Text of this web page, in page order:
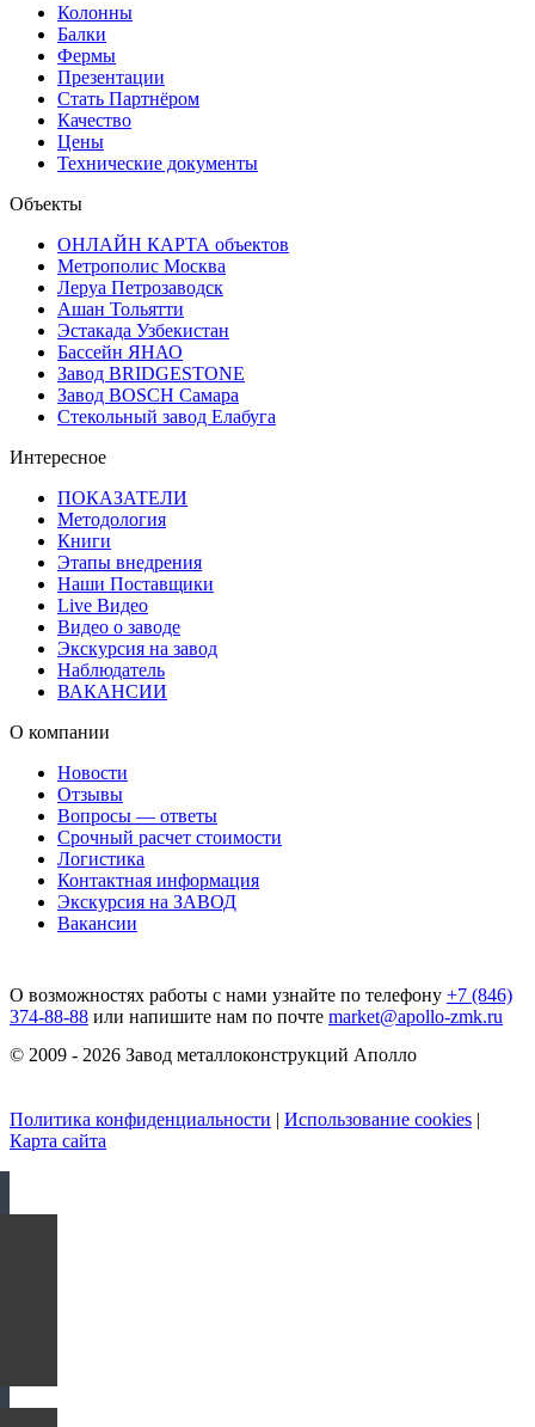
Колонны
Балки
Фермы
Презентации
Стать Партнёром
Качество
Цены
Технические документы
Объекты
ОНЛАЙН КАРТА объектов
Метрополис Москва
Леруа Петрозаводск
Ашан Тольятти
Эстакада Узбекистан
Бассейн ЯНАО
Завод BRIDGESTONE
Завод BOSCH Самара
Стекольный завод Елабуга
Интересное
ПОКАЗАТЕЛИ
Методология
Книги
Этапы внедрения
Наши Поставщики
Live Видео
Видео о заводе
Экскурсия на завод
Наблюдатель
ВАКАНСИИ
О компании
Новости
Отзывы
Вопросы — ответы
Срочный расчет стоимости
Логистика
Контактная информация
Экскурсия на ЗАВОД
Вакансии
О возможностях работы с нами узнайте по телефону +7 (846)
374-88-88 или напишите нам по почте market@apollo-zmk.ru
© 2009 - 2026 Завод металлоконструкций Аполло
Политика конфиденциальности | Использование cookies |
Карта сайта